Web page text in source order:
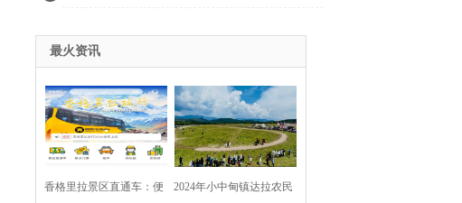
最火资讯
香格里拉景区直通车：便 2024年小中甸镇达拉农民